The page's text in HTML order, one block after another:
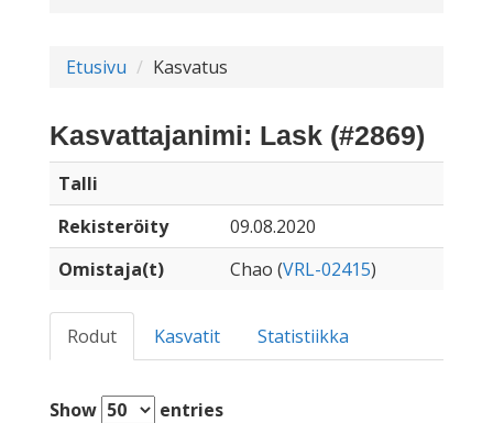
Etusivu Kasvatus
Kasvattajanimi: Lask (#2869)
Talli
Rekisteröity
09.08.2020
Omistaja(t)
Chao (VRL-02415)
Rodut Kasvatit Statistiikka
Show
entries